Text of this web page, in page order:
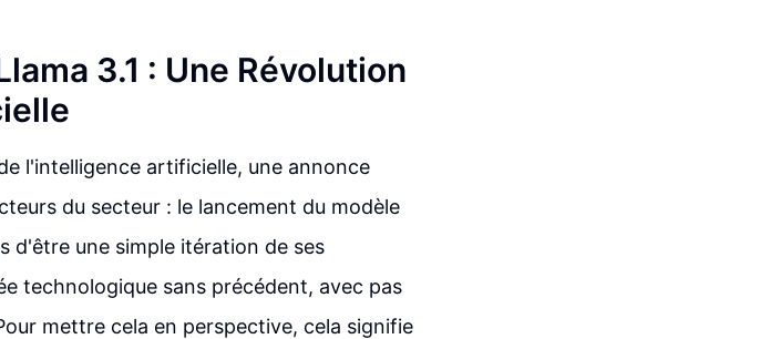
3.1 : Une Révolution
l'intelligence artificielle, une annonce
du secteur : le lancement du modèle
d'être une simple itération de ses
technologique sans précédent, avec pas
mettre cela en perspective, cela signifie